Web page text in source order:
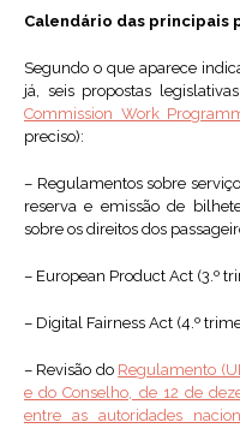
Calendário das principais
Segundo o que aparece
já, seis propostas
Commission Work
preciso):
– Regulamentos sobre
reserva e emissão de
sobre os direitos dos
– European Product Act (3.º
– Digital Fairness Act (4.º
– Revisão do Regulamento
e do Conselho, de 12 de
entre as autoridades